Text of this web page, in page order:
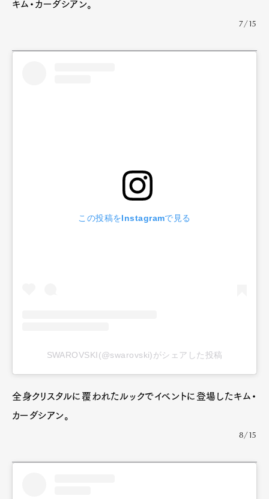
Art&DesignWatch Fashion
キム・カーダシアン。
7/15
この投稿をInstagramで見る
SWAROVSKI(@swarovski)がシェアした投稿
全身クリスタルに覆われたルックでイベントに登場したキム・
カーダシアン。
8/15